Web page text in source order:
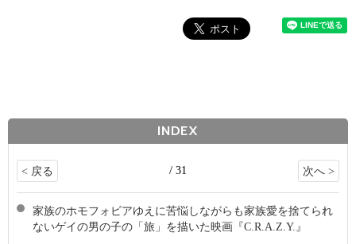
INDEX
< 戻る / 31 次へ >
家族のホモフォビアゆえに苦悩しながらも家族愛を捨てられ
ないゲイの男の子の「旅」を描いた映画『C.R.A.Z.Y.』